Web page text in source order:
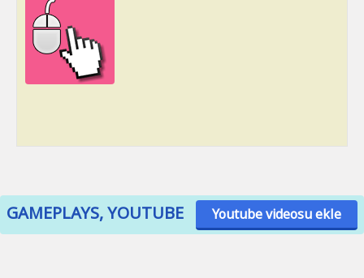
GAMEPLAYS, YOUTUBE Youtube videosu ekle